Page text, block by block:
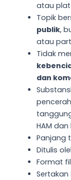
atau
Topik
publik,
atau
Tidak
dan
HAM
Panjang
Ditulis
Format
Sertakan